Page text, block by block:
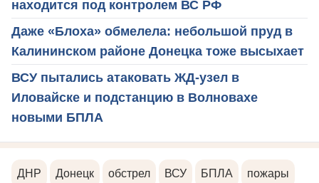
находится под контролем ВС РФ
Даже «Блоха» обмелела: небольшой пруд в
Калининском районе Донецка тоже высыхает
ВСУ пытались атаковать ЖД-узел в
Иловайске и подстанцию в Волновахе
новыми БПЛА
ДНР Донецк обстрел ВСУ БПЛА пожары